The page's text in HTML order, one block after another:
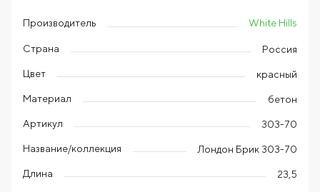
Производитель White Hills
Страна Россия
Цвет красный
Материал бетон
Артикул 303-70
Название/коллекция Лондон Брик 303-70
Длина 23,5